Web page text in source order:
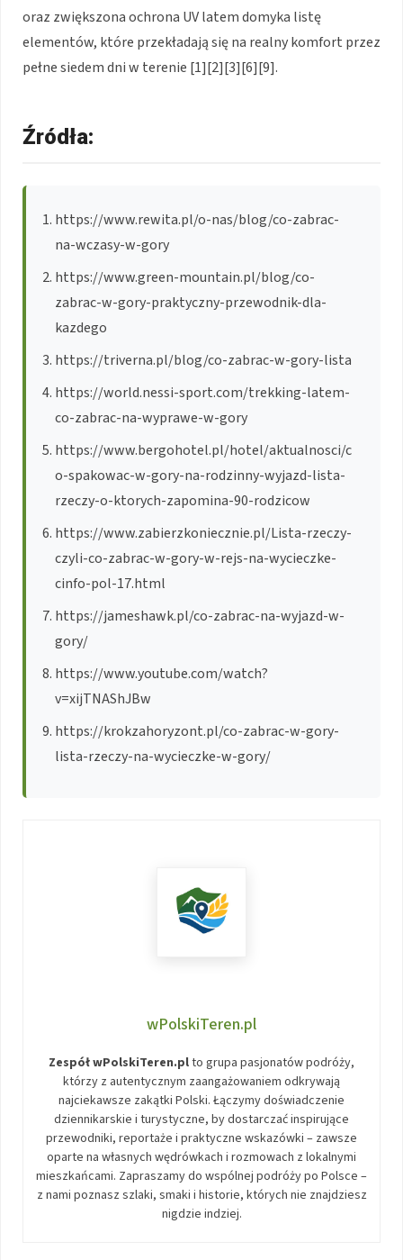
oraz zwiększona ochrona UV latem domyka listę
elementów, które przekładają się na realny komfort przez
pełne siedem dni w terenie [1][2][3][6][9].
Źródła:
https://www.rewita.pl/o-nas/blog/co-zabrac-
na-wczasy-w-gory
https://www.green-mountain.pl/blog/co-
zabrac-w-gory-praktyczny-przewodnik-dla-
kazdego
https://triverna.pl/blog/co-zabrac-w-gory-lista
https://world.nessi-sport.com/trekking-latem-
co-zabrac-na-wyprawe-w-gory
https://www.bergohotel.pl/hotel/aktualnosci/c
o-spakowac-w-gory-na-rodzinny-wyjazd-lista-
rzeczy-o-ktorych-zapomina-90-rodzicow
https://www.zabierzkoniecznie.pl/Lista-rzeczy-
czyli-co-zabrac-w-gory-w-rejs-na-wycieczke-
cinfo-pol-17.html
https://jameshawk.pl/co-zabrac-na-wyjazd-w-
gory/
https://www.youtube.com/watch?
v=xijTNAShJBw
https://krokzahoryzont.pl/co-zabrac-w-gory-
lista-rzeczy-na-wycieczke-w-gory/
wPolskiTeren.pl
Zespół wPolskiTeren.plto grupa pasjonatów podróży,
którzy z autentycznym zaangażowaniem odkrywają
najciekawsze zakątki Polski. Łączymy doświadczenie
dziennikarskie i turystyczne, by dostarczać inspirujące
przewodniki, reportaże i praktyczne wskazówki – zawsze
oparte na własnych wędrówkach i rozmowach z lokalnymi
mieszkańcami. Zapraszamy do wspólnej podróży po Polsce –
z nami poznasz szlaki, smaki i historie, których nie znajdziesz
nigdzie indziej.